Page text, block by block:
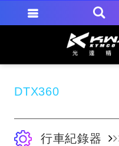
DTX360
行車紀錄器